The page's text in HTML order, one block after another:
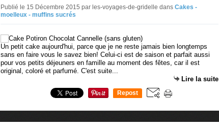
Publié le 15 Décembre 2015 par les-voyages-de-gridelle dans Cakes -
moelleux - muffins sucrés
Un petit cake aujourd'hui, parce que je ne reste jamais bien longtemps
sans en faire vous le savez bien! Celui-ci est de saison et parfait aussi
pour vos petits déjeuners en famille au moment des fêtes, car il est
original, coloré et parfumé. C'est suite...
Lire la suite
Repost